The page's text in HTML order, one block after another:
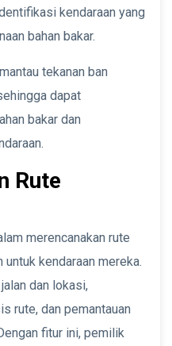
kendaraan yang
bahan bakar.
tekanan ban
dapat
bakar dan
Rute
merencanakan rute
kendaraan mereka.
dan lokasi,
rute, dan pemantauan
fitur ini, pemilik